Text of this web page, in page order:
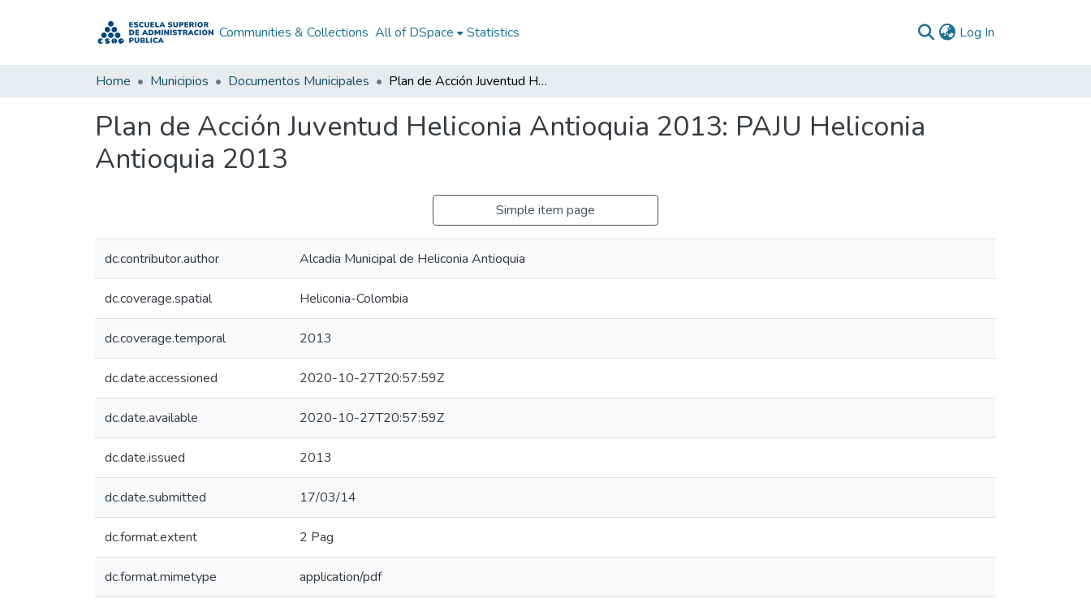
Communities & Collections All of DSpace Statistics Log In
Home Municipios Documentos Municipales Plan de Acción Juventud Heliconia Antioquia 2013: PAJU Heliconia Antioquia 2013
Plan de Acción Juventud Heliconia Antioquia 2013: PAJU Heliconia
Antioquia 2013
Simple item page
dc.contributor.author Alcadia Municipal de Heliconia Antioquia
dc.coverage.spatial Heliconia-Colombia
dc.coverage.temporal 2013
dc.date.accessioned 2020-10-27T20:57:59Z
dc.date.available 2020-10-27T20:57:59Z
dc.date.issued 2013
dc.date.submitted 17/03/14
dc.format.extent 2 Pag
dc.format.mimetype application/pdf